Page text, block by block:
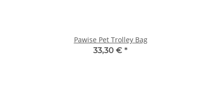
Pawise Pet Trolley Bag
33,30 € *